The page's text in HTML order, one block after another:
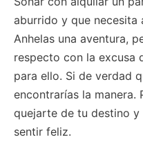
aburrido y que necesita
Anhelas una aventura,
respecto con la excusa
para ello. Si de verdad
encontrarías la manera.
quejarte de tu destino y
sentir feliz.